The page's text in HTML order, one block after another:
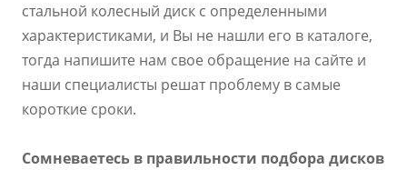
стальной колесный диск с определенными
характеристиками, и Вы не нашли его в каталоге,
тогда напишите нам свое обращение на сайте и
наши специалисты решат проблему в самые
короткие сроки.
Сомневаетесь в правильности подбора дисков